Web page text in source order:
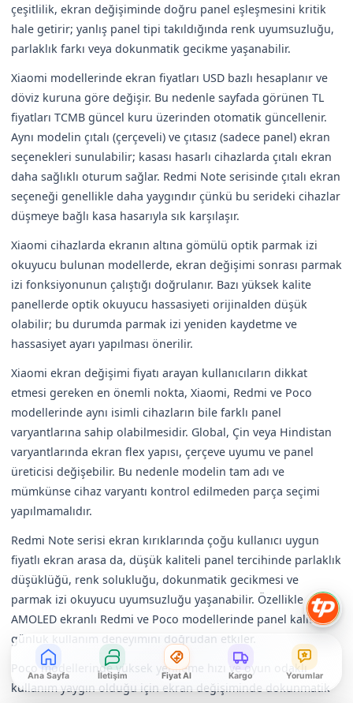
çeşitlilik, ekran değişiminde doğru panel eşleşmesini kritik
hale getirir; yanlış panel tipi takıldığında renk uyumsuzluğu,
parlaklık farkı veya dokunmatik gecikme yaşanabilir.
Xiaomi modellerinde ekran fiyatları USD bazlı hesaplanır ve
döviz kuruna göre değişir. Bu nedenle sayfada görünen TL
fiyatları TCMB güncel kuru üzerinden otomatik güncellenir.
Aynı modelin çıtalı (çerçeveli) ve çıtasız (sadece panel) ekran
seçenekleri sunulabilir; kasası hasarlı cihazlarda çıtalı ekran
daha sağlıklı oturum sağlar. Redmi Note serisinde çıtalı ekran
seçeneği genellikle daha yaygındır çünkü bu serideki cihazlar
düşmeye bağlı kasa hasarıyla sık karşılaşır.
Xiaomi cihazlarda ekranın altına gömülü optik parmak izi
okuyucu bulunan modellerde, ekran değişimi sonrası parmak
izi fonksiyonunun çalıştığı doğrulanır. Bazı yüksek kalite
panellerde optik okuyucu hassasiyeti orijinalden düşük
olabilir; bu durumda parmak izi yeniden kaydetme ve
hassasiyet ayarı yapılması önerilir.
Xiaomi ekran değişimi fiyatı arayan kullanıcıların dikkat
etmesi gereken en önemli nokta, Xiaomi, Redmi ve Poco
modellerinde aynı isimli cihazların bile farklı panel
varyantlarına sahip olabilmesidir. Global, Çin veya Hindistan
varyantlarında ekran flex yapısı, çerçeve uyumu ve panel
üreticisi değişebilir. Bu nedenle modelin tam adı ve
mümkünse cihaz varyantı kontrol edilmeden parça seçimi
yapılmamalıdır.
Redmi Note serisi ekran kırıklarında çoğu kullanıcı uygun
fiyatlı ekran arasa da, düşük kaliteli panel tercihinde parlaklık
düşüklüğü, renk solukluğu, dokunmatik gecikmesi ve
parmak izi okuyucu uyumsuzluğu yaşanabilir. Özellikle
AMOLED ekranlı Redmi ve Poco modellerinde panel kalitesi
günlük kullanım deneyimini doğrudan etkiler.
Poco modellerinde yüksek yenileme hızı ve oyun odaklı
kullanım yaygın olduğu için ekran değişiminde dokunmatik
Ana Sayfa İletişim Fiyat Al Kargo Yorumlar